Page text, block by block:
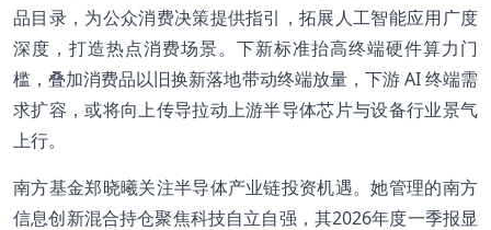
品目录，为公众消费决策提供指引，拓展人工智能应用广度
深度，打造热点消费场景。下新标准抬高终端硬件算力门
槛，叠加消费品以旧换新落地带动终端放量，下游 AI 终端需
求扩容，或将向上传导拉动上游半导体芯片与设备行业景气
上行。
南方基金郑晓曦关注半导体产业链投资机遇。她管理的南方
信息创新混合持仓聚焦科技自立自强，其2026年度一季报显